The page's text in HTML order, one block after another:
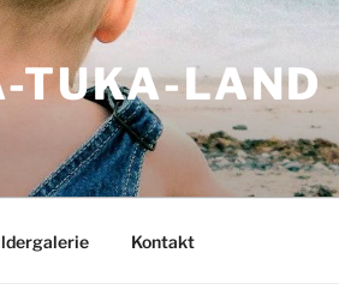
LAND
Kontakt